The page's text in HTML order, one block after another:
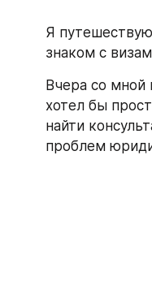
Я
знаком с
Вчера со
хотел бы
найти
проблем